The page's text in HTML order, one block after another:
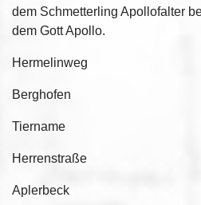
dem Schmetterling Apollofalter
dem Gott Apollo.
Hermelinweg
Berghofen
Tiername
Herrenstraße
Aplerbeck